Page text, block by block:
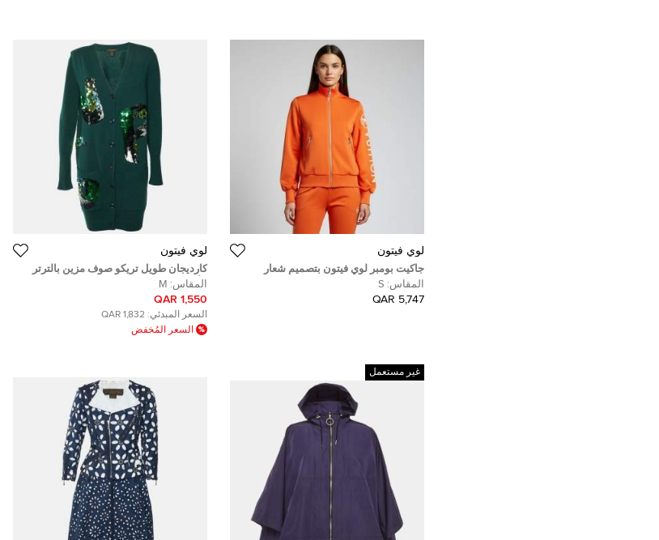
لوي فيتون
جاكيت بومبر لوي فيتون بتصميم شعار
برتقالي قماش جيرسي وتريكو مقاس صغير
(سمول)
المقاس: S
5,747 QAR
لوي فيتون
كارديجان طويل تريكو صوف مزين بالترتر
الأخضر لوي فيتون ميديوم
المقاس: M
1,550 QAR
السعر المبدئي: 1,832 QAR
السعر المُخفض
غير مستعمل